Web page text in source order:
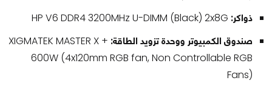
ذواكر: HP V6 DDR4 3200MHz U-DIMM (Black) 2x8G
صندوق الكمبيوتر ووحدة تزويد الطاقة: XIGMATEK MASTER X +
600W (4x120mm RGB fan, Non Controllable RGB
Fans)